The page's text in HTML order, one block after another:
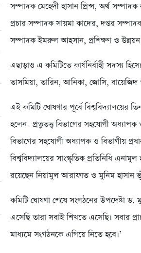
সম্পাদক মেহেদী হাসান প্রিন্স, অর্থ সম্পাদক
প্রচার সম্পাদক সায়মা কাদের, দপ্তর
সম্পাদক ইমরুল আহসান, প্রশিক্ষণ ও
এছাড়াও এ কমিটিতে কার্যনির্বাহী
তাসমিয়া, তারিন, আনিকা, জোসি, বায়েজিদ
এই কমিটি ঘোষণার পূর্বে বিশ্ববিদ্যালয়ের
হলেন- প্রত্নতত্ত্ব বিভাগের সহযোগী
বিভাগের সহযোগী অধ্যাপক ও বিভাগীয়
বিশ্ববিদ্যালয়ের সাংস্কৃতিক প্রতিনিধি
রয়েছেন নিয়ামুল আরাফাত ও মুনিম হাসান
কমিটি ঘোষণা শেষে সংগঠনের উপদেষ্টা ড.
এসেছি তারা সবাই শিখতে এসেছি। সবার
মাধ্যমে সংগঠনকে এগিয়ে নিতে হবে।’